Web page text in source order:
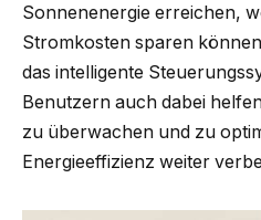
Sonnenenergie erreichen,
Stromkosten sparen
das intelligente
Benutzern auch dabei
zu überwachen und zu
Energieeffizienz weiter